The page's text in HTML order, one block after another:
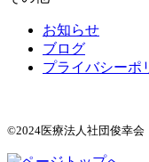
お知らせ
ブログ
プライバシーポ
©2024医療法人社団俊幸